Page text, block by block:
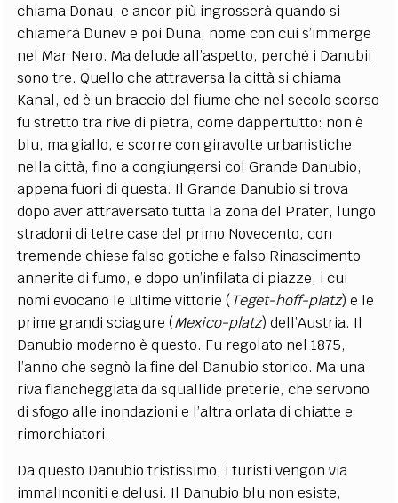
chiama Donau, e ancor più ingrosserà quando si
chiamerà Dunev e poi Duna, nome con cui s’immerge
nel Mar Nero. Ma delude all’aspetto, perché i Danubii
sono tre. Quello che attraversa la città si chiama
Kanal, ed è un braccio del fiume che nel secolo scorso
fu stretto tra rive di pietra, come dappertutto: non è
blu, ma giallo, e scorre con giravolte urbanistiche
nella città, fino a congiungersi col Grande Danubio,
appena fuori di questa. Il Grande Danubio si trova
dopo aver attraversato tutta la zona del Prater, lungo
stradoni di tetre case del primo Novecento, con
tremende chiese falso gotiche e falso Rinascimento
annerite di fumo, e dopo un’infilata di piazze, i cui
nomi evocano le ultime vittorie (Teget-hoff-platz) e le
prime grandi sciagure (Mexico-platz) dell’Austria. Il
Danubio moderno è questo. Fu regolato nel 1875,
l’anno che segnò la fine del Danubio storico. Ma una
riva fiancheggiata da squallide preterie, che servono
di sfogo alle inondazioni e l’altra orlata di chiatte e
rimorchiatori.
Da questo Danubio tristissimo, i turisti vengon via
immalinconiti e delusi. Il Danubio blu non esiste,